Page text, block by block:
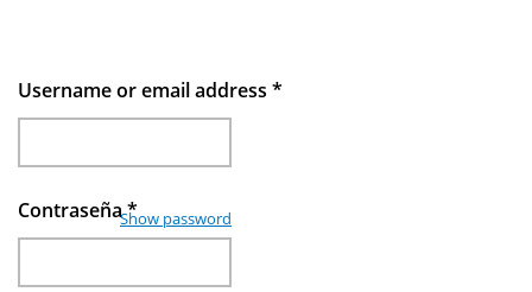
Username or email address *
Contraseña*
Show password